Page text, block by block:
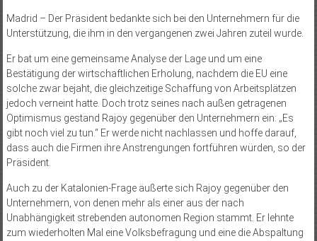
Madrid – Der Präsident bedankte sich bei den Unternehmern für die
Unterstützung, die ihm in den vergangenen zwei Jahren zuteil wurde.
Er bat um eine gemeinsame Analyse der Lage und um eine
Bestätigung der wirtschaftlichen Erholung, nachdem die EU eine
solche zwar bejaht, die gleichzeitige Schaffung von Arbeitsplätzen
jedoch verneint hatte. Doch trotz seines nach außen getragenen
Optimismus gestand Rajoy gegenüber den Unternehmern ein: „Es
gibt noch viel zu tun.“ Er werde nicht nachlassen und hoffe darauf,
dass auch die Firmen ihre Anstrengungen fortführen würden, so der
Präsident.
Auch zu der Katalonien-Frage äußerte sich Rajoy gegenüber den
Unternehmern, von denen mehr als einer aus der nach
Unabhängigkeit strebenden autonomen Region stammt. Er lehnte
zum wiederholten Mal eine Volksbefragung und eine die Abspaltung